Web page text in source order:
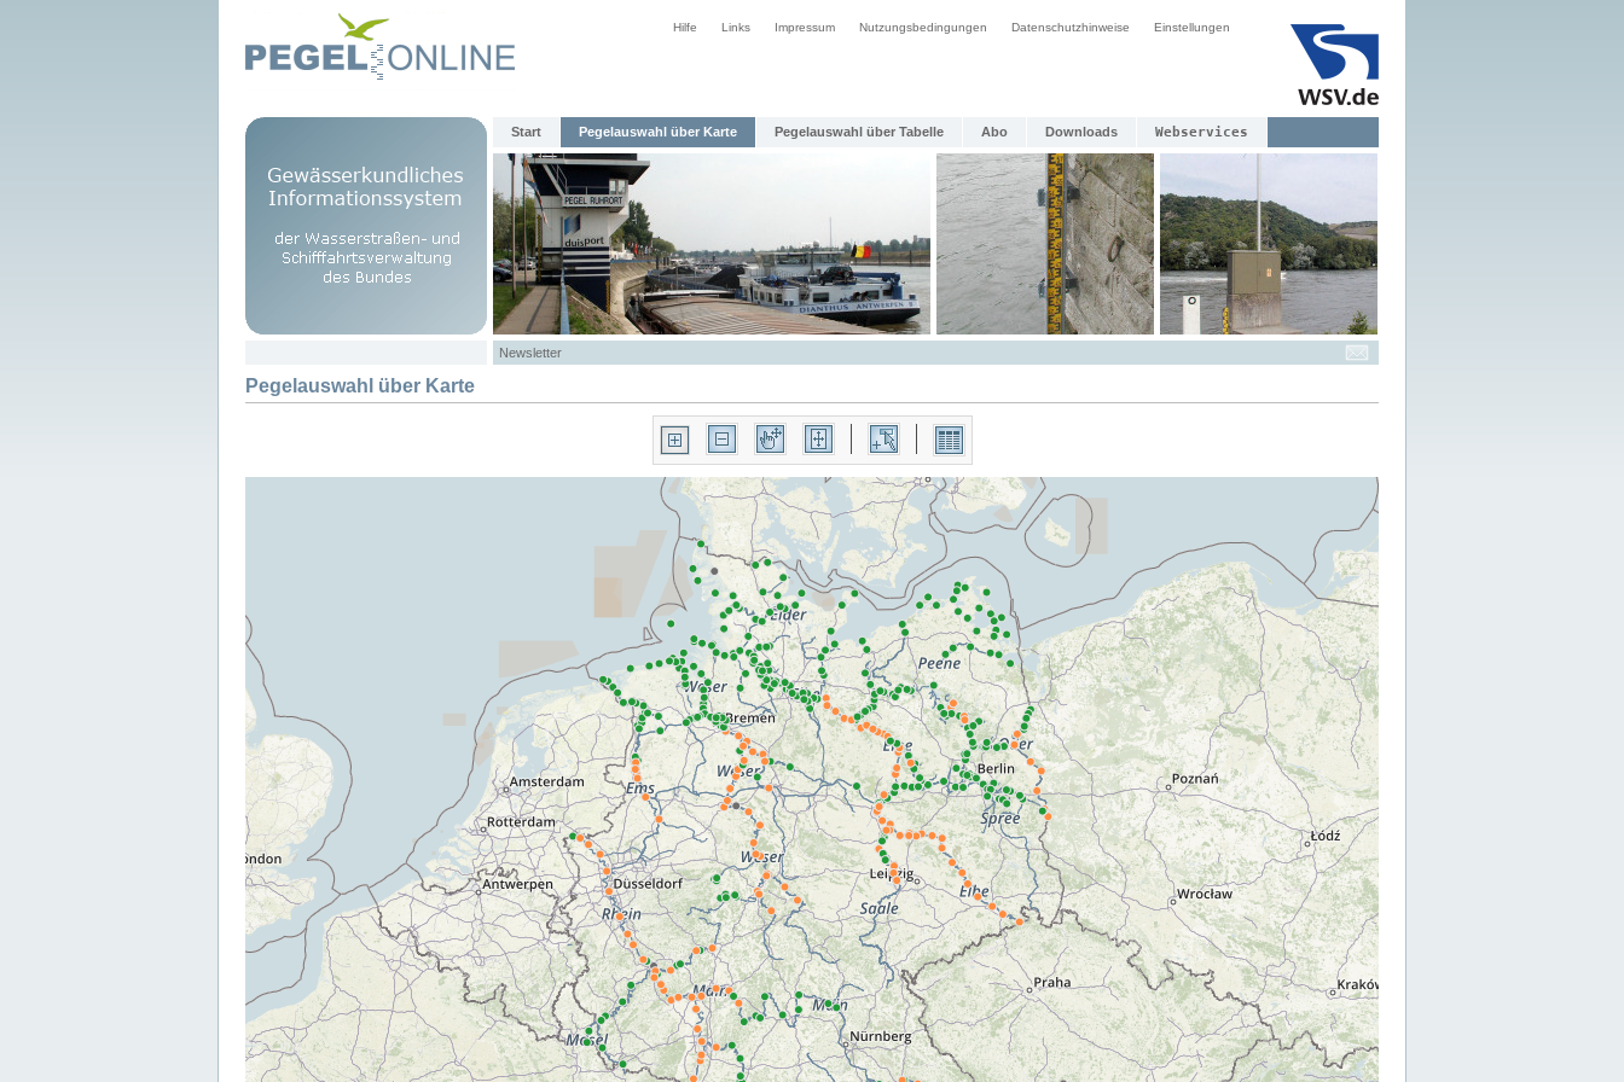
Hilfe Links Impressum Nutzungsbedingungen Datenschutzhinweise Einstellungen
Start Pegelauswahl über Karte Pegelauswahl über Tabelle Abo Downloads Webservices
Newsletter
Pegelauswahl über Karte